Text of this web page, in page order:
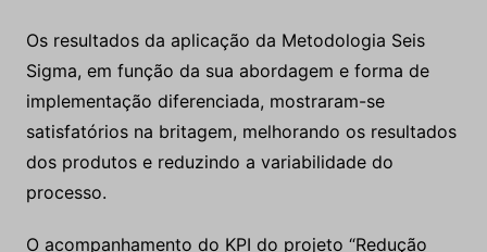
Os resultados da aplicação da Metodologia Seis
Sigma, em função da sua abordagem e forma de
implementação diferenciada, mostraram-se
satisfatórios na britagem, melhorando os resultados
dos produtos e reduzindo a variabilidade do
processo.
O acompanhamento do KPI do projeto “Redução